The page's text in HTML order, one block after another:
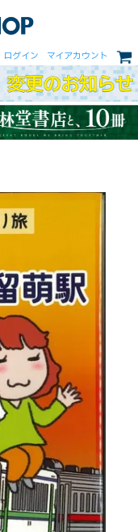
ログイン マイアカウント